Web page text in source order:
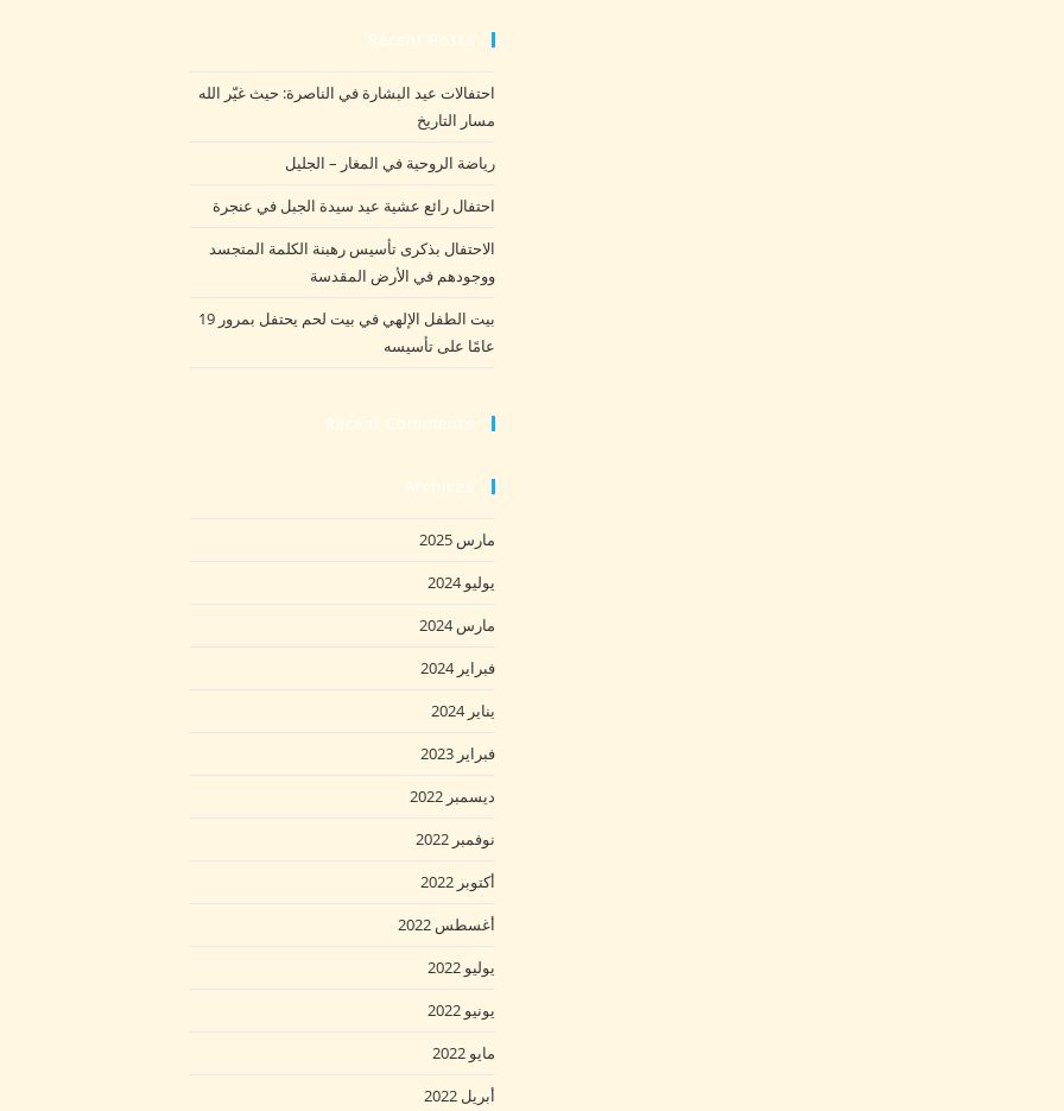
Recent Posts
احتفالات عيد البشارة في الناصرة: حيث غيّر الله
مسار التاريخ
رياضة الروحية في المغار – الجليل
احتفال رائع عشية عيد سيدة الجبل في عنجرة
الاحتفال بذكرى تأسيس رهبنة الكلمة المتجسد
ووجودهم في الأرض المقدسة
بيت الطفل الإلهي في بيت لحم يحتفل بمرور 19
عامًا على تأسيسه
Recent Comments
Archives
مارس 2025
يوليو 2024
مارس 2024
فبراير 2024
يناير 2024
فبراير 2023
ديسمبر 2022
نوفمبر 2022
أكتوبر 2022
أغسطس 2022
يوليو 2022
يونيو 2022
مايو 2022
أبريل 2022